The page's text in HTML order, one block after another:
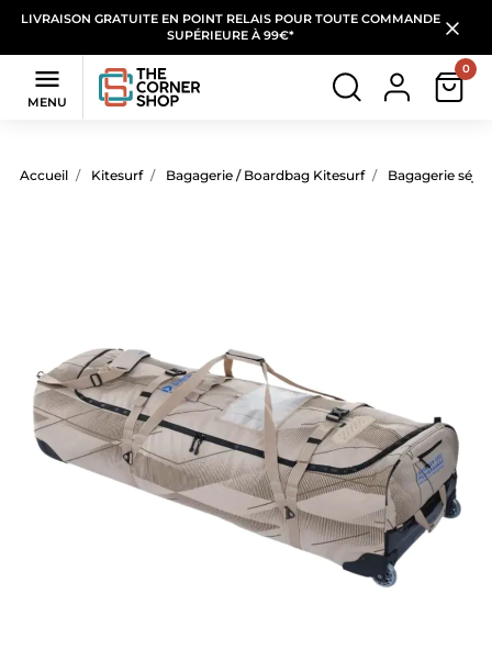
LIVRAISON GRATUITE EN POINT RELAIS POUR TOUTE COMMANDE
SUPÉRIEURE À 99€*

MENU
0
Accueil Kitesurf Bagagerie / Boardbag Kitesurf Bagagerie